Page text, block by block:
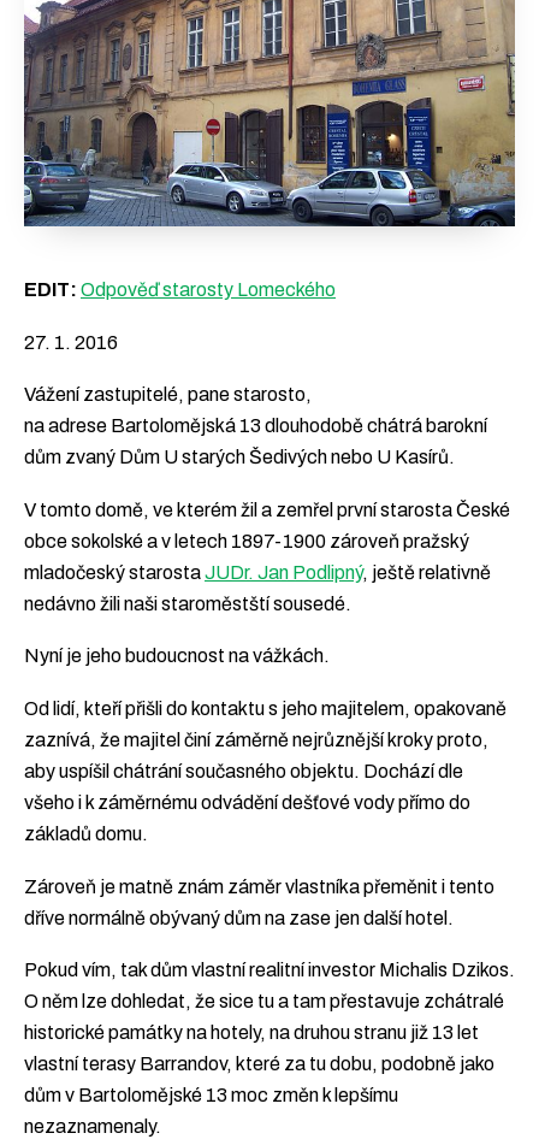
Přidejte se
EDIT: Odpověď starosty Lomeckého
27. 1. 2016
Vážení zastupitelé, pane starosto,
na adrese Bartolomějská 13 dlouhodobě chátrá barokní
dům zvaný Dům U starých Šedivých nebo U Kasírů.
V tomto domě, ve kterém žil a zemřel první starosta České
obce sokolské a v letech 1897-1900 zároveň pražský
mladočeský starostaJUDr. Jan Podlipný, ještě relativně
nedávno žili naši staroměstští sousedé.
Nyní je jeho budoucnost na vážkách.
Od lidí, kteří přišli do kontaktu s jeho majitelem, opakovaně
zaznívá, že majitel činí záměrně nejrůznější kroky proto,
aby uspíšil chátrání současného objektu. Dochází dle
všeho i k záměrnému odvádění dešťové vody přímo do
základů domu.
Zároveň je matně znám záměr vlastníka přeměnit i tento
dříve normálně obývaný dům na zase jen další hotel.
Pokud vím, tak dům vlastní realitní investor Michalis Dzikos.
O něm lze dohledat, že sice tu a tam přestavuje zchátralé
historické památky na hotely, na druhou stranu již 13 let
vlastní terasy Barrandov, které za tu dobu, podobně jako
dům v Bartolomějské 13 moc změn k lepšímu
nezaznamenaly.